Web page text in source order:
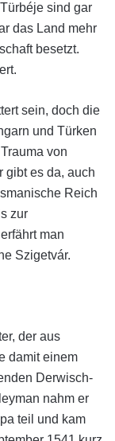
sind gar
das Land mehr
besetzt.
sein, doch die
und Türken
von
gibt es da, auch
Reich
zur
man
Szigetvár.
der aus
damit einem
Derwisch-
nahm er
teil und kam